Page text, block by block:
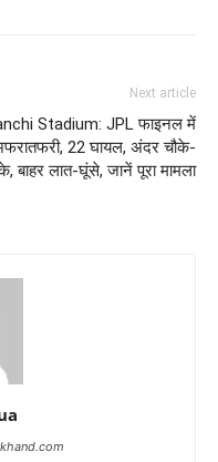
Next article
Stadium: JPL फाइनल में
22 घायल, अंदर चौके-
बाहर लात-घूंसे, जानें पूरा मामला